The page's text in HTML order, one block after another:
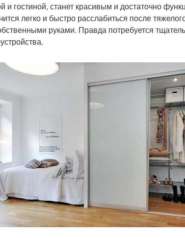
гостиной, станет красивым и достаточно
легко и быстро расслабиться после
руками. Правда потребуется